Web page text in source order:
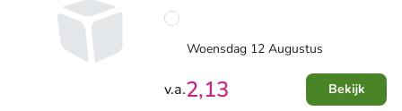
Woensdag 12 Augustus
v.a.2,13 Bekijk